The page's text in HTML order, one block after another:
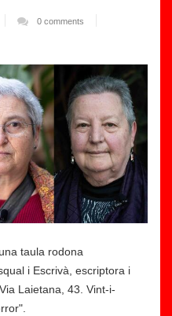
0 comments
taula rodona
i Escrivà, escriptora i
Laietana, 43. Vint-i-